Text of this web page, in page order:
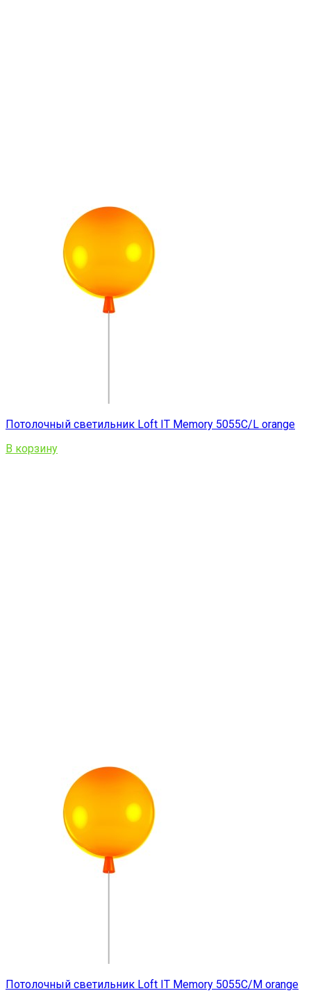
Потолочный светильник Loft IT Memory 5055C/L orange
В корзину
Потолочный светильник Loft IT Memory 5055C/M orange